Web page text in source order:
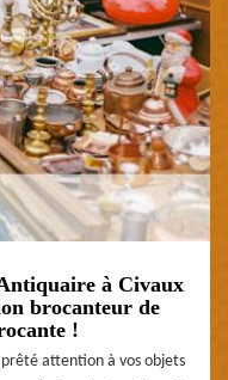
à Civaux
brocanteur de
!
prêté attention à vos objets